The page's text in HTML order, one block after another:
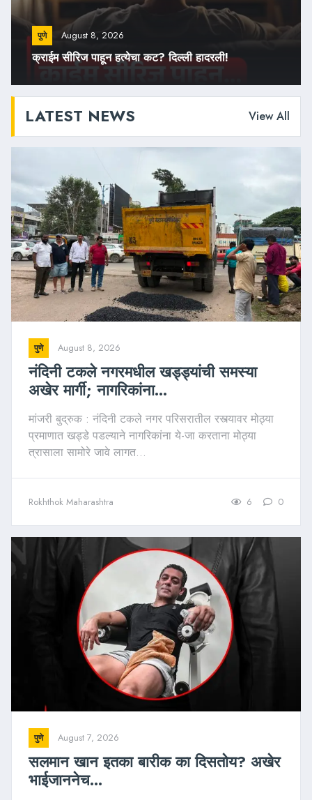
पुणे August 8, 2026
क्राईम सीरिज पाहून हत्येचा कट? दिल्ली हादरली!
LATEST NEWS View All
पुणे August 8, 2026
नंदिनी टकले नगरमधील खड्ड्यांची समस्या
अखेर मार्गी; नागरिकांना...
मांजरी बुद्रुक : नंदिनी टकले नगर परिसरातील रस्त्यावर मोठ्या
प्रमाणात खड्डे पडल्याने नागरिकांना ये-जा करताना मोठ्या
त्रासाला सामोरे जावे लागत...
Rokhthok Maharashtra 6 0
पुणे August 7, 2026
सलमान खान इतका बारीक का दिसतोय? अखेर
भाईजाननेच...